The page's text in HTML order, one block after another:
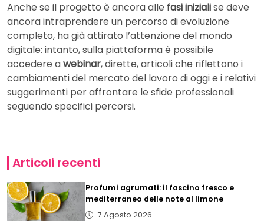
Anche se il progetto è ancora alle fasi inizialise deve
ancora intraprendere un percorso di evoluzione
completo, ha già attirato l’attenzione del mondo
digitale: intanto, sulla piattaforma è possibile
accedere awebinar, dirette, articoli che riflettono i
cambiamenti del mercato del lavoro di oggi e i relativi
suggerimenti per affrontare le sfide professionali
seguendo specifici percorsi.
Articoli recenti
Profumi agrumati: il fascino fresco e
mediterraneo delle note al limone
7 Agosto 2026